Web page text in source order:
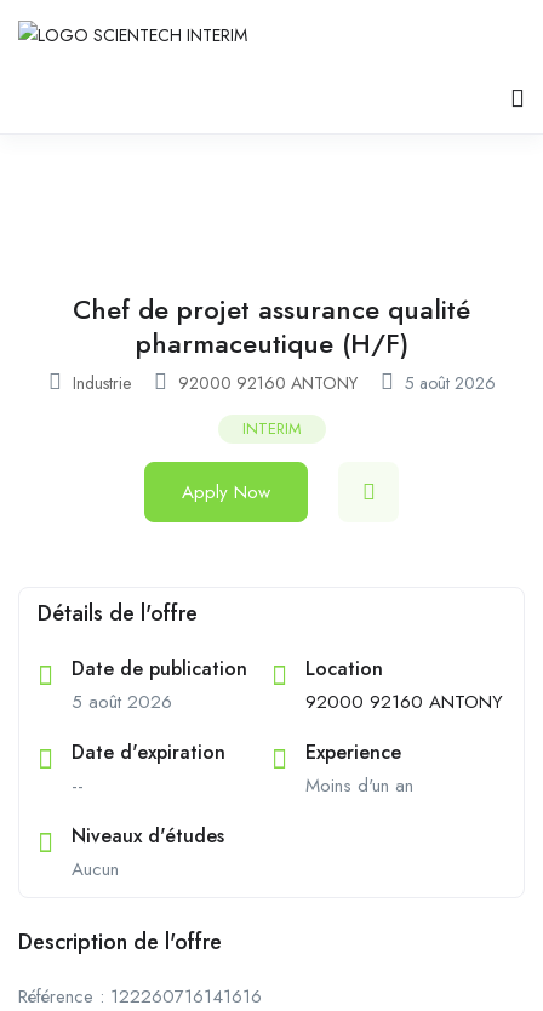
Chef de projet assurance qualité
pharmaceutique (H/F)
Industrie 92000 92160 ANTONY 5 août 2026
INTERIM
Apply Now
Détails de l'offre
Date de publication
5 août 2026
Location
92000 92160 ANTONY
Date d'expiration
--
Experience
Moins d'un an
Niveaux d'études
Aucun
Description de l'offre
Référence : 122260716141616